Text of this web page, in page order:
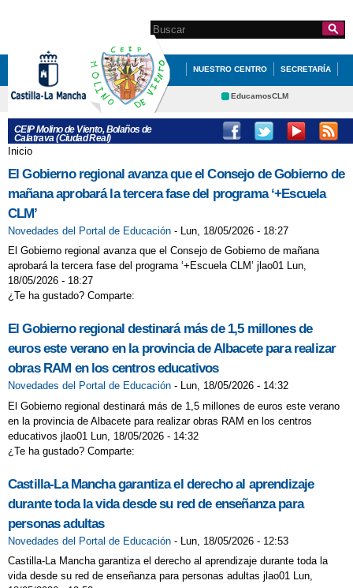
contenido
principal
Formulario de
búsqueda
Search this site
NUESTRO CENTRO SECRETARÍA
EDUCACIÓN QUÉ HACEMOS
INFÓRMATE
EUROPEO 27/09/2019
PROGRAMACIÓN GENERAL ANUAL
(PGA)
JYFT
EducamosCLM
Educación Cultura
Contacto
CEIP Molino de Viento, Bolaños de
Calatrava (Ciudad Real)
Se encuentra usted aquí
Inicio
El Gobierno regional avanza que el Consejo de Gobierno de
mañana aprobará la tercera fase del programa ‘+Escuela
CLM’
Novedades del Portal de Educación - Lun, 18/05/2026 - 18:27
El Gobierno regional avanza que el Consejo de Gobierno de mañana
aprobará la tercera fase del programa ‘+Escuela CLM’ jlao01 Lun,
18/05/2026 - 18:27
¿Te ha gustado? Comparte:
El Gobierno regional destinará más de 1,5 millones de
euros este verano en la provincia de Albacete para realizar
obras RAM en los centros educativos
Novedades del Portal de Educación - Lun, 18/05/2026 - 14:32
El Gobierno regional destinará más de 1,5 millones de euros este verano
en la provincia de Albacete para realizar obras RAM en los centros
educativos jlao01 Lun, 18/05/2026 - 14:32
¿Te ha gustado? Comparte:
Castilla-La Mancha garantiza el derecho al aprendizaje
durante toda la vida desde su red de enseñanza para
personas adultas
Novedades del Portal de Educación - Lun, 18/05/2026 - 12:53
Castilla-La Mancha garantiza el derecho al aprendizaje durante toda la
vida desde su red de enseñanza para personas adultas jlao01 Lun,